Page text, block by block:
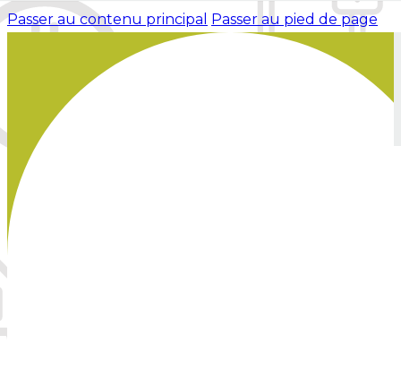
Passer au contenu principal Passer au pied de page